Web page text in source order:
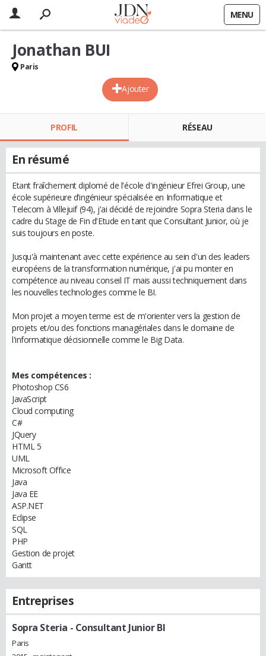
MENU
Ajouter
Jonathan BUI
Paris
PROFIL RÉSEAU
En résumé
Etant fraîchement diplomé de l'école d'ingénieur Efrei Group, une
école supérieure d’ingénieur spécialisée en Informatique et
Telecom à Villejuif (94), j'ai décidé de rejoindre Sopra Steria dans le
cadre du Stage de Fin d'Etude en tant que Consultant Junior, où je
suis toujours en poste.
Jusqu'à maintenant avec cette expérience au sein d'un des leaders
européens de la transformation numérique, j'ai pu monter en
compétence au niveau conseil IT mais aussi techniquement dans
les nouvelles technologies comme le BI.
Mon projet a moyen terme est de m'orienter vers la gestion de
projets et/ou des fonctions managériales dans le domaine de
l'informatique décisionnelle comme le Big Data.
Mes compétences :
Photoshop CS6
JavaScript
Cloud computing
C#
JQuery
HTML 5
UML
Microsoft Office
Java
Java EE
ASP.NET
Eclipse
SQL
PHP
Gestion de projet
Gantt
Entreprises
Sopra Steria - Consultant Junior BI
Paris